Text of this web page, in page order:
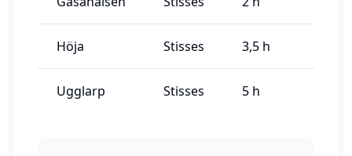
Höja Stisses 3,5 h
Ugglarp Stisses 5 h